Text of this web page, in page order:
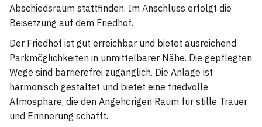
Abschiedsraum stattfinden. Im Anschluss erfolgt die
Beisetzung auf dem Friedhof.
Der Friedhof ist gut erreichbar und bietet ausreichend
Parkmöglichkeiten in unmittelbarer Nähe. Die gepflegten
Wege sind barrierefrei zugänglich. Die Anlage ist
harmonisch gestaltet und bietet eine friedvolle
Atmosphäre, die den Angehörigen Raum für stille Trauer
und Erinnerung schafft.